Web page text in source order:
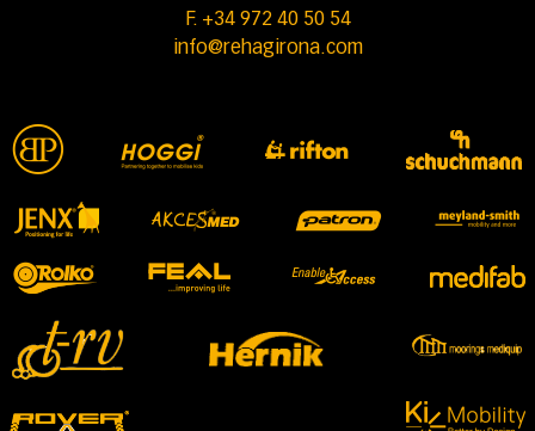
F. +34 972 40 50 54
info@rehagirona.com